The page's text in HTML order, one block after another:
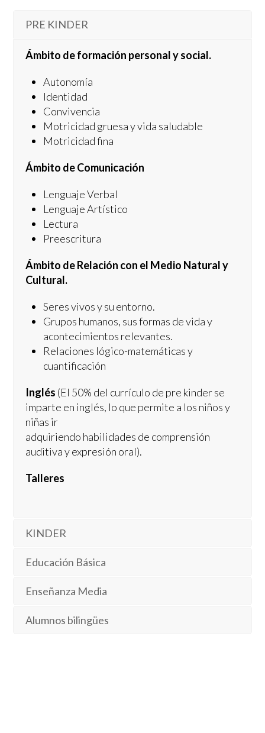
PRE KINDER
Ámbito de formación personal y social.
Autonomía
Identidad
Convivencia
Motricidad gruesa y vida saludable
Motricidad fina
Ámbito de Comunicación
Lenguaje Verbal
Lenguaje Artístico
Lectura
Preescritura
Ámbito de Relación con el Medio Natural y
Cultural.
Seres vivos y su entorno.
Grupos humanos, sus formas de vida y
acontecimientos relevantes.
Relaciones lógico-matemáticas y
cuantificación
Inglés (El 50% del currículo de pre kinder se
imparte en inglés, lo que permite a los niños y
niñas ir
adquiriendo habilidades de comprensión
auditiva y expresión oral).
Talleres
KINDER
Educación Básica
Enseñanza Media
Alumnos bilingües